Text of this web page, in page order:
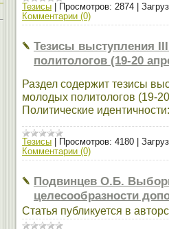
Тезисы Просмотров: 2874
Комментарии (0)
Тезисы выступления
политологов (19-20
Раздел содержит тезисы
молодых политологов (19-
Политические
Тезисы Просмотров: 4180
Комментарии (0)
Подвинцев О.Б.
целесообразности
Статья публикуется в